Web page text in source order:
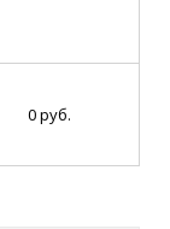
0 руб.